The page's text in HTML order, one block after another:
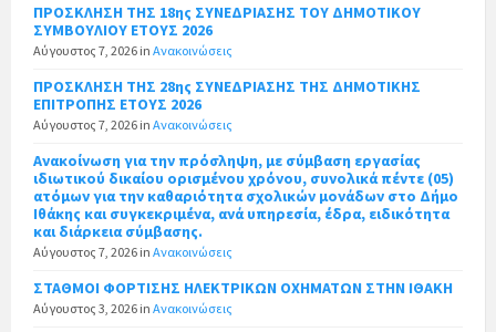
ΠΡΟΣΚΛΗΣΗ ΤΗΣ 18ης ΣΥΝΕΔΡΙΑΣΗΣ ΤΟΥ ΔΗΜΟΤΙΚΟΥ
ΣΥΜΒΟΥΛΙΟΥ ΕΤΟΥΣ 2026
Αύγουστος 7, 2026 in Ανακοινώσεις
ΠΡΟΣΚΛΗΣΗ ΤΗΣ 28ης ΣΥΝΕΔΡΙΑΣΗΣ ΤΗΣ ΔΗΜΟΤΙΚΗΣ
ΕΠΙΤΡΟΠΗΣ ΕΤΟΥΣ 2026
Αύγουστος 7, 2026 in Ανακοινώσεις
Ανακοίνωση για την πρόσληψη, με σύμβαση εργασίας
ιδιωτικού δικαίου ορισμένου χρόνου, συνολικά πέντε (05)
ατόμων για την καθαριότητα σχολικών μονάδων στο Δήμο
Ιθάκης και συγκεκριμένα, ανά υπηρεσία, έδρα, ειδικότητα
και διάρκεια σύμβασης.
Αύγουστος 7, 2026 in Ανακοινώσεις
ΣΤΑΘΜΟΙ ΦΟΡΤΙΣΗΣ ΗΛΕΚΤΡΙΚΩΝ ΟΧΗΜΑΤΩΝ ΣΤΗΝ ΙΘΑΚΗ
Αύγουστος 3, 2026 in Ανακοινώσεις